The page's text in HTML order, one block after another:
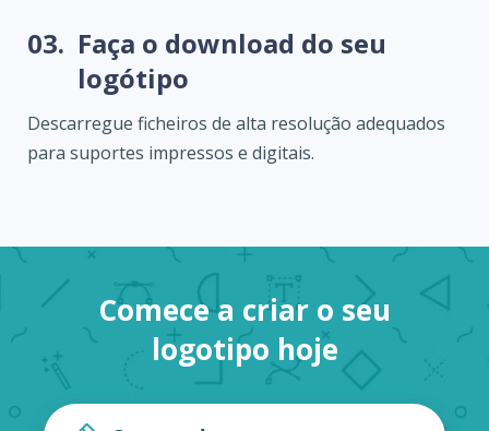
03. Faça o download do seu
logótipo
Descarregue ficheiros de alta resolução adequados
para suportes impressos e digitais.
Comece a criar o seu
logotipo hoje